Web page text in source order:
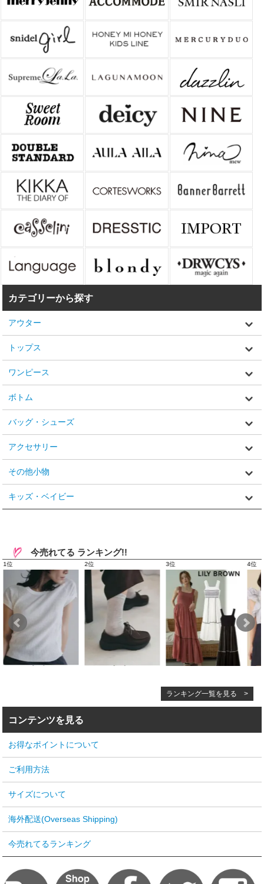
カテゴリーから探す
アウター
トップス
ワンピース
ボトム
バッグ・シューズ
アクセサリー
その他小物
キッズ・ベイビー
今売れてる ランキング!!
ランキング一覧を見る >
コンテンツを見る
お得なポイントについて
ご利用方法
サイズについて
海外配送(Overseas Shipping)
今売れてるランキング